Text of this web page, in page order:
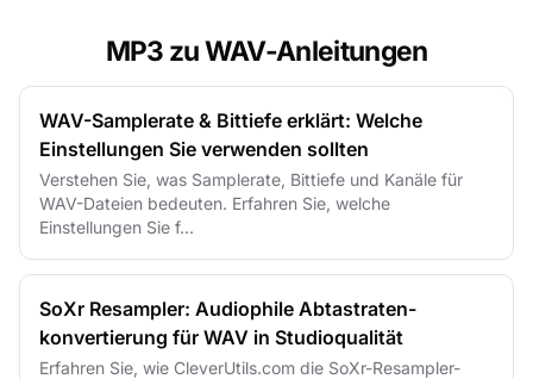
MP3 zu WAV-Anleitungen
WAV-Samplerate & Bittiefe erklärt: Welche
Einstellungen Sie verwenden sollten
Verstehen Sie, was Samplerate, Bittiefe und Kanäle für
WAV-Dateien bedeuten. Erfahren Sie, welche
Einstellungen Sie f...
SoXr Resampler: Audiophile Abtastraten­
konvertierung für WAV in Studioqualität
Erfahren Sie, wie CleverUtils.com die SoXr-Resampler-